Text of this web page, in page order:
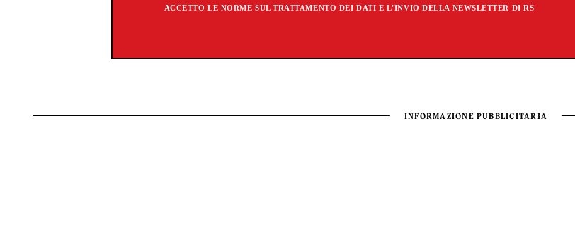
ACCETTO LE NORME SUL TRATTAMENTO DEI DATI E L'INVIO DELLA NEWSLETTER DI RS